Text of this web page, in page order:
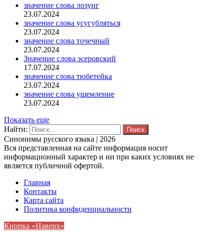
значение слова лозунг
23.07.2024
значение слова усугубляться
23.07.2024
значение слова точечный
23.07.2024
Значение слова эсеровский
17.07.2024
значение слова тюбетейка
23.07.2024
значение слова ущемление
23.07.2024
Показать еще
Найти:
Синонимы русского языка | 2026
Вся представленная на сайте информация носит
информационный характер и ни при каких условиях не
является публичной офертой.
Главная
Контакты
Карта сайта
Политика конфиденциальности
Кнопка «Наверх»